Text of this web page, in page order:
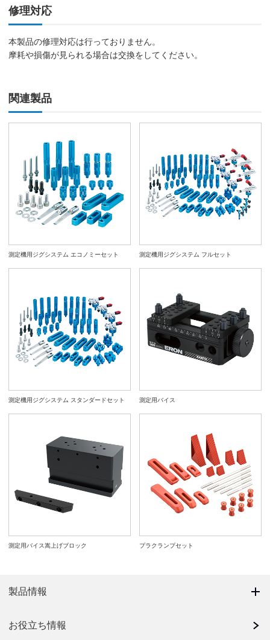
修理対応
本製品の修理対応は行っておりません。
摩耗や損傷が見られる場合は交換をしてください。
関連製品
測定機用ジグシステム エコノミーセット 測定機用ジグシステム フルセット
測定機用ジグシステム スタンダードセット 測定用バイス
測定用バイス嵩上げブロック プラクランプセット
製品情報
お役立ち情報